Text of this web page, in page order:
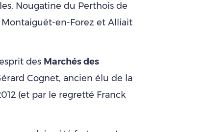
Nougatine du Perthois de
Montaiguët-en-Forez et Alliait
des Marchés des
Cognet, ancien élu de la
(et par le regretté Franck